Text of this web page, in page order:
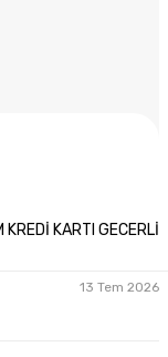
KARTI GECERLİ
13 Tem 2026